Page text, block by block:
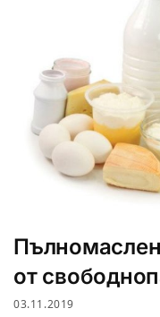
от
03.11.2019